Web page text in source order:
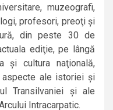
muzeografi,
profesori, preoţi şi
din peste 30 de
ediţie, pe lângă
şi cultura naţională,
aspecte ale istoriei şi
Transilvaniei şi ale
Intracarpatic.